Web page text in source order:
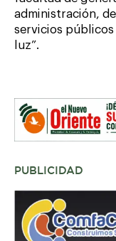
administración,
servicios públicos
luz”.
PUBLICIDAD